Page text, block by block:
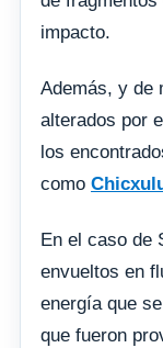
impacto.
Además, y de
alterados por
los
como
En el caso de
envueltos en
energía que
que fueron